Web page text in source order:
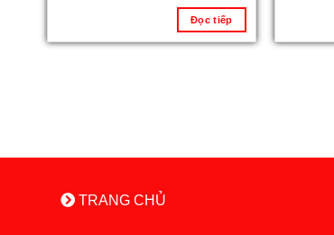
Đọc tiếp
TRANG CHỦ